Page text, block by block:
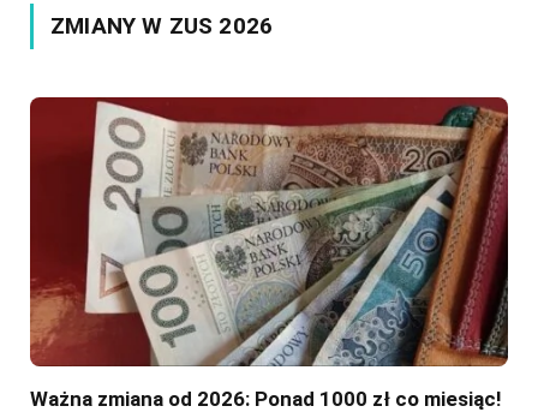
ZMIANY W ZUS 2026
Ważna zmiana od 2026: Ponad 1000 zł co miesiąc!